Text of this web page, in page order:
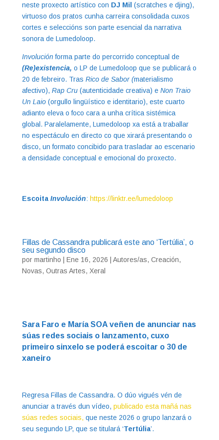
neste proxecto artístico con DJ Mil (scratches e djing),
virtuoso dos pratos cunha carreira consolidada cuxos
cortes e seleccións son parte esencial da narrativa
sonora de Lumedoloop.
Involuciónforma parte do percorrido conceptual de
(Re)existencia, o LP de Lumedoloop que se publicará o
20 de febreiro. Tras Rico de Sabor (materialismo
afectivo), Rap Cru(autenticidade creativa) e Non Traio
Un Laio (orgullo lingüístico e identitario), este cuarto
adianto eleva o foco cara a unha crítica sistémica
global. Paralelamente, Lumedoloop xa está a traballar
no espectáculo en directo co que xirará presentando o
disco, un formato concibido para trasladar ao escenario
a densidade conceptual e emocional do proxecto.
Escoita Involución: https://linktr.ee/lumedoloop
Fillas de Cassandra publicará este ano ‘Tertúlia’, o
seu segundo disco
por martinho Ene 16, 2026 Autores/as, Creación,
Novas, Outras Artes, Xeral
Sara Faro e María SOA veñen de anunciar nas
súas redes sociais o lanzamento, cuxo
primeiro sinxelo se poderá escoitar o 30 de
xaneiro
Regresa Fillas de Cassandra. O dúo vigués vén de
anunciar a través dun vídeo, publicado esta mañá nas
súas redes sociais, que neste 2026 o grupo lanzará o
seu segundo LP, que se titulará ‘Tertúlia’.